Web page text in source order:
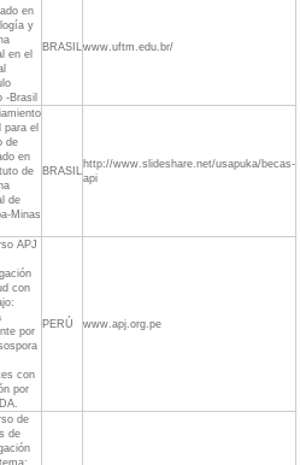
en
y
en el
-Brasil
BRASILwww.uftm.edu.br/
para el
de
en
de
de
Minas
BRASIL
http://www.slideshare.net/usapuka/becas-
api
APJ
con
por
con
por
PERÚ www.apj.org.pe
de
de